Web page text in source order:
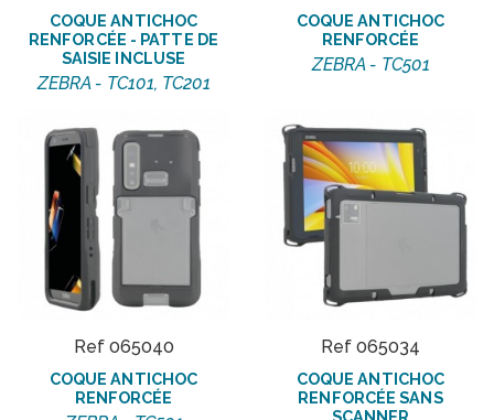
COQUE ANTICHOC
RENFORCÉE - PATTE DE
SAISIE INCLUSE
ZEBRA - TC101, TC201
COQUE ANTICHOC
RENFORCÉE
ZEBRA - TC501
Ref 065040
COQUE ANTICHOC
RENFORCÉE
Ref 065034
COQUE ANTICHOC
RENFORCÉE SANS
SCANNER